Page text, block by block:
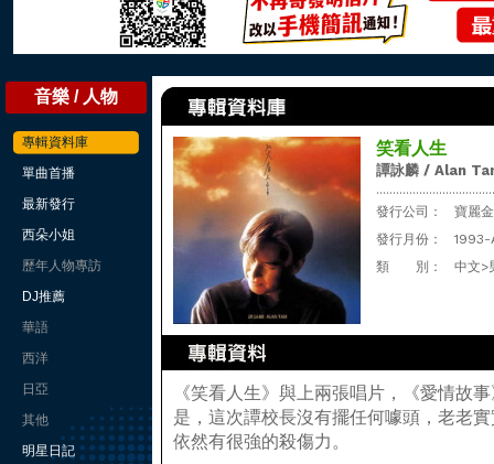
音樂 / 人物
專輯資料庫
單曲首播
最新發行
西朵小姐
歷年人物專訪
DJ推薦
華語
西洋
日亞
其他
明星日記
笑看人生
譚詠麟 / Alan
發行公司：
寶麗金
發行月份：
1993-
類 別：
中文>
《笑看人生》與上兩張唱片，《愛情故
是，這次譚校長沒有擺任何噱頭，老老
依然有很強的殺傷力。